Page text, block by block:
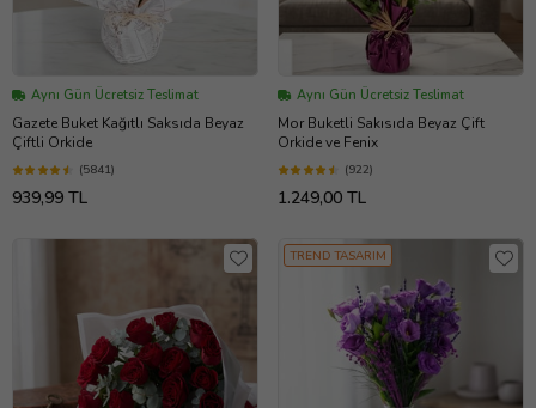
Aynı Gün Ücretsiz Teslimat
Gazete Buket Kağıtlı Saksıda Beyaz
Çiftli Orkide
(5841)
939,99 TL
Aynı Gün Ücretsiz Teslimat
Mor Buketli Sakısıda Beyaz Çift
Orkide ve Fenix
(922)
1.249,00 TL
TREND TASARIM